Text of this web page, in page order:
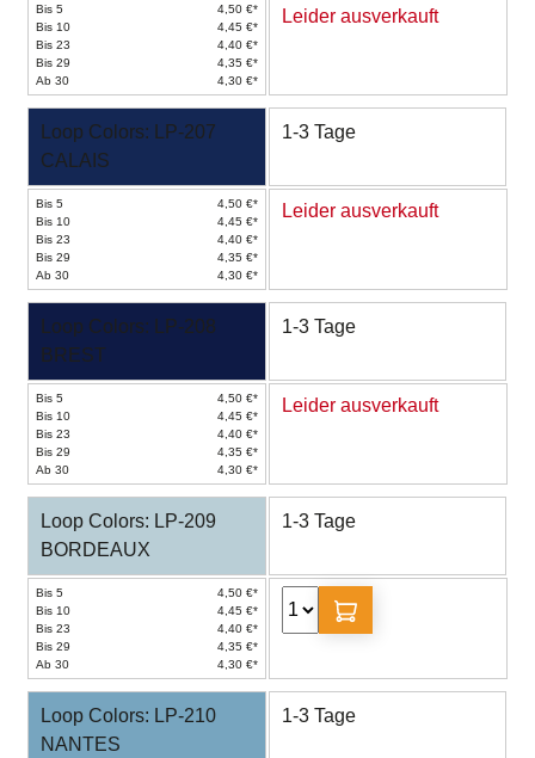
Bis 5
4,50 €*
Bis 10
4,45 €*
Bis 23
4,40 €*
Bis 29
4,35 €*
Ab 30
4,30 €*
Leider ausverkauft
Loop Colors: LP-207
CALAIS
1-3 Tage
Bis 5
4,50 €*
Bis 10
4,45 €*
Bis 23
4,40 €*
Bis 29
4,35 €*
Ab 30
4,30 €*
Leider ausverkauft
Loop Colors: LP-208
BREST
1-3 Tage
Bis 5
4,50 €*
Bis 10
4,45 €*
Bis 23
4,40 €*
Bis 29
4,35 €*
Ab 30
4,30 €*
Leider ausverkauft
Loop Colors: LP-209
BORDEAUX
1-3 Tage
Bis 5
4,50 €*
Bis 10
4,45 €*
Bis 23
4,40 €*
Bis 29
4,35 €*
Ab 30
4,30 €*
Loop Colors: LP-210
NANTES
1-3 Tage